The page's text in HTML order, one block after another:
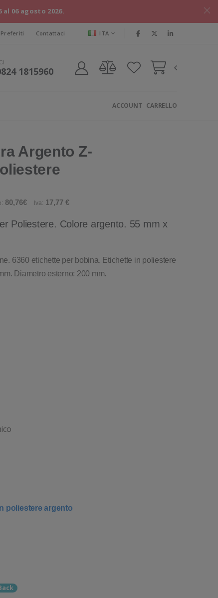
06 agosto 2026.
Preferiti Contattaci ITA
1815960
CARRELLO
ACCOUNT
Argento Z-
80,76€ Iva: 17,77 €
Poliestere. Colore argento. 55 mm x
6360 etichette per bobina. Etichette in poliestere
Diametro esterno: 200 mm.
poliestere argento